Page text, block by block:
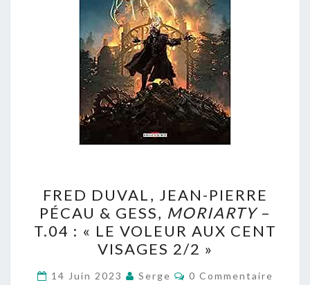
DUVAL,
JEAN-
PIERRE
PÉCAU
&
FRED DUVAL, JEAN-PIERRE
PÉCAU & GESS, MORIARTY–
T.04 : « LE VOLEUR AUX CENT
VISAGES 2/2 »
14 Juin 2023 Serge Commentaires
0 Commentaire